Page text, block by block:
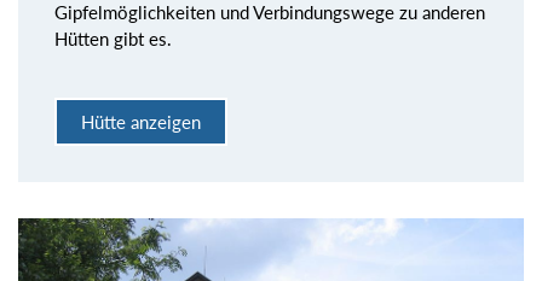
Gipfelmöglichkeiten und Verbindungswege zu anderen
Hütten gibt es.
Hütte anzeigen